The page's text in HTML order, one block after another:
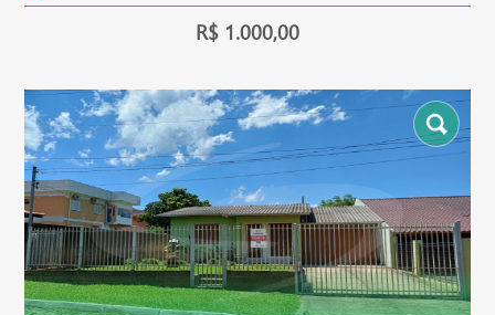
R$ 1.000,00